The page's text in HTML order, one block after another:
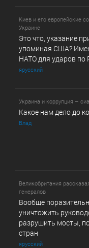
Киев и его европейские
Украине
Это что, указание
упоминая США?
НАТО для ударов по
ярусский
Украина и коррупция –
Какое нам дело до
Влад
Великобритания
генералов
Вообще
уничтожить
разрушить мосты,
стран
ярусский